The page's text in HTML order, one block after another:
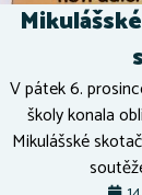
V pátek 6.
školy konala
Mikulášské